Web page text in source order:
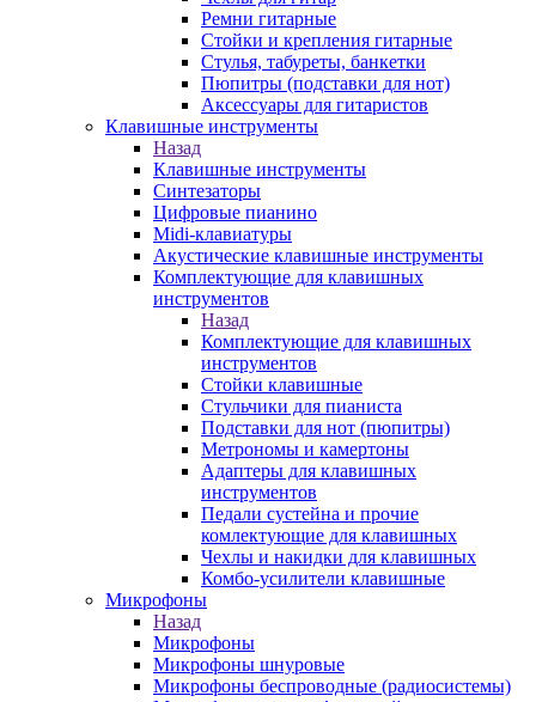
Ремни гитарные
Стойки и крепления гитарные
Стулья, табуреты, банкетки
Пюпитры (подставки для нот)
Аксессуары для гитаристов
Клавишные инструменты
Назад
Клавишные инструменты
Синтезаторы
Цифровые пианино
Midi-клавиатуры
Акустические клавишные инструменты
Комплектующие для клавишных
инструментов
Назад
Комплектующие для клавишных
инструментов
Стойки клавишные
Стульчики для пианиста
Подставки для нот (пюпитры)
Метрономы и камертоны
Адаптеры для клавишных
инструментов
Педали сустейна и прочие
комлектующие для клавишных
Чехлы и накидки для клавишных
Комбо-усилители клавишные
Микрофоны
Назад
Микрофоны
Микрофоны шнуровые
Микрофоны беспроводные (радиосистемы)